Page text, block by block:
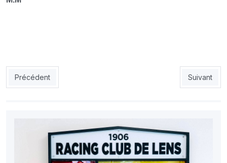
Article précédent : Ligue des champions : le PSG rejoint l’Inter
Précédent Article
Suivant